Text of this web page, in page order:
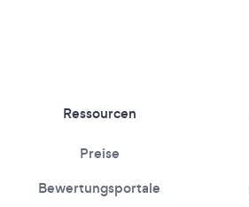
Ressourcen
Preise
Bewertungsportale